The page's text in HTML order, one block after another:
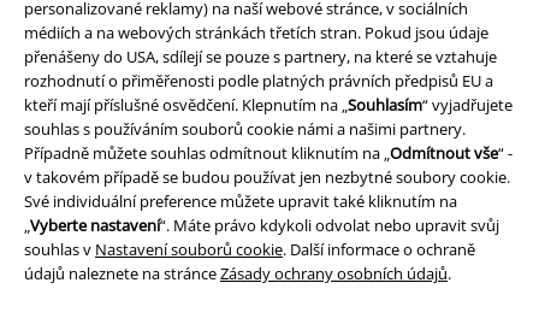
personalizované reklamy) na naší webové stránce, v sociálních
médiích a na webových stránkách třetích stran. Pokud jsou údaje
přenášeny do USA, sdílejí se pouze s partnery, na které se vztahuje
rozhodnutí o přiměřenosti podle platných právních předpisů EU a
kteří mají příslušné osvědčení. Klepnutím na „Souhlasím“ vyjadřujete
souhlas s používáním souborů cookie námi a našimi partnery.
Případně můžete souhlas odmítnout kliknutím na „Odmítnout vše“ -
v takovém případě se budou používat jen nezbytné soubory cookie.
Své individuální preference můžete upravit také kliknutím na
„Vyberte nastavení“. Máte právo kdykoli odvolat nebo upravit svůj
souhlas v Nastavení souborů cookie. Další informace o ochraně
údajů naleznete na stránceZásady ochrany osobních údajů.
Právní informace
Podmínky
Prohlášení
Ochrana osobních údajů
Likvidace odpadu a ochrana životního prostředí
Prohlášení o shodě